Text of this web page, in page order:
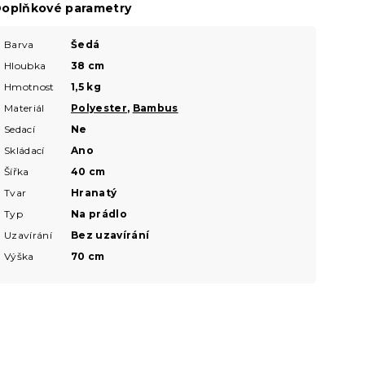
parametry
Barva
Šedá
Hloubka
38 cm
Hmotnost
1,5 kg
Materiál
Polyester, Bambus
Sedací
Ne
Skládací
Ano
Šířka
40 cm
Tvar
Hranatý
Typ
Na prádlo
Uzavírání
Bez uzavírání
Výška
70 cm